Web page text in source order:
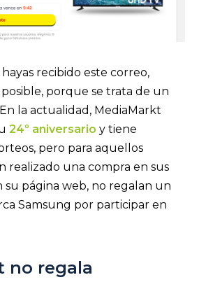
recibido este correo,
porque se trata de un
la actualidad, MediaMarkt
24º aniversario y tiene
pero para aquellos
realizado una compra en sus
su página web, no regalan un
Samsung por participar en
no regala